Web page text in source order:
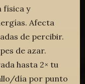
física y
Afecta
de percibir.
de azar.
hasta 2× tu
día por punto